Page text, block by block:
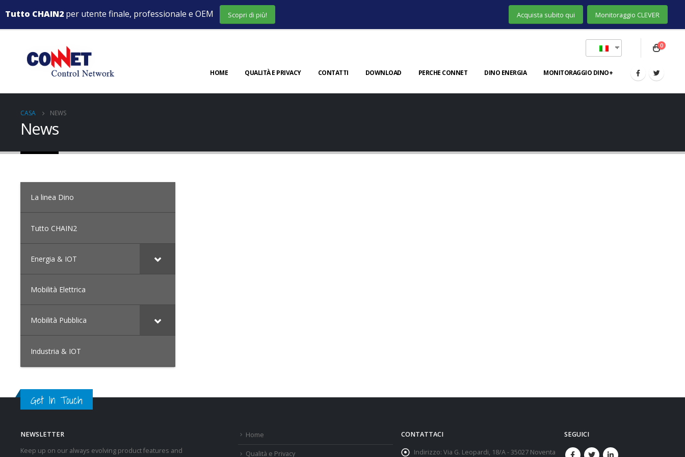
Tutto CHAIN2per utente finale, professionale e OEM Scopri di più! Acquista subito qui Monitoraggio CLEVER
0
HOME QUALITÀ E PRIVACY CONTATTI DOWNLOAD PERCHE CONNET DINO ENERGIA MONITORAGGIO DINO+
CASA NEWS
News
La linea Dino
Tutto CHAIN2
Energia & IOT
Mobilità Elettrica
Mobilità Pubblica
Industria & IOT
Get In Touch
NEWSLETTER
Keep up on our always evolving product features and
Home
Qualità e Privacy
CONTATTACI
Indirizzo: Via G. Leopardi, 18/A - 35027 Noventa
SEGUICI